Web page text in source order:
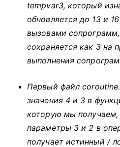
tempvar3, который
обновляется до 13 и
вызовами сопрограмм,
сохраняется как 3 на
выполнения
Первый файл
значения 4 и 3 в
которую мы получаем,
параметры 3 и 2 в
получает истинный /